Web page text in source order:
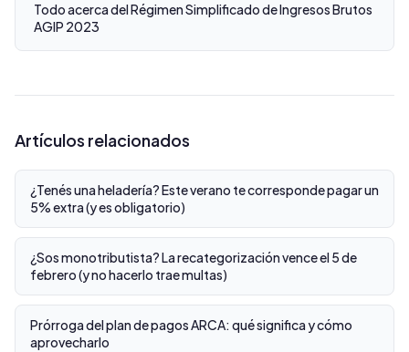
Todo acerca del Régimen Simplificado de Ingresos Brutos
AGIP 2023
Artículos relacionados
¿Tenés una heladería? Este verano te corresponde pagar un
5% extra (y es obligatorio)
¿Sos monotributista? La recategorización vence el 5 de
febrero (y no hacerlo trae multas)
Prórroga del plan de pagos ARCA: qué significa y cómo
aprovecharlo